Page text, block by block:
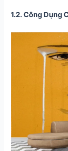
1.2. Công Dụng